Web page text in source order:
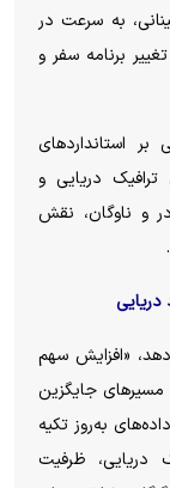
به سرعت در
برنامه سفر و
استاندارد‌های
ترافیک دریایی و
و ناوگان، نقش
دریایی
«افزایش سهم
مسیر‌های جایگزین
به‌روز تکیه
دریایی، ظرفیت